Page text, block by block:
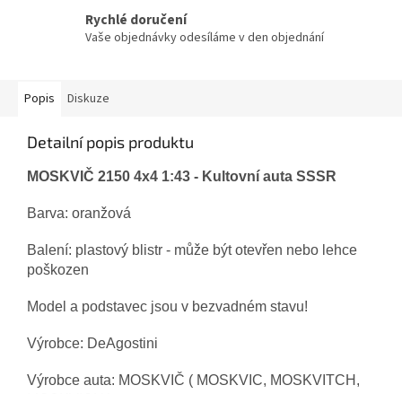
Rychlé doručení
Vaše objednávky odesíláme v den objednání
Popis Diskuze
Detailní popis produktu
MOSKVIČ 2150 4x4 1:43 - Kultovní auta SSSR
Barva: oranžová
Balení: plastový blistr - může být otevřen nebo lehce
poškozen
Model a podstavec jsou v bezvadném stavu!
Výrobce: DeAgostini
Výrobce auta: MOSKVIČ ( MOSKVIC, MOSKVITCH,